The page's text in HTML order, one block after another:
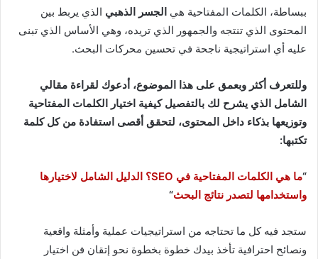
ببساطة، الكلمات المفتاحية هي الجسر الذهبي الذي يربط بين
المحتوى الذي تنتجه والجمهور الذي تريده، وهي الأساس الذي تبنى
عليه أي استراتيجية ناجحة في تحسين محركات البحث.
وللتعرف أكثر وبعمق على هذا الموضوع، أدعوك لقراءة مقالي
الشامل الذي يشرح لك بالتفصيل كيفية اختيار الكلمات المفتاحية
وتوزيعها بذكاء داخل المحتوى، لتحقق أقصى استفادة من كل كلمة
تكتبها:
“
ما هي الكلمات المفتاحية في SEO؟ الدليل الشامل لاختيارها
واستخدامها لتصدر نتائج البحث“
ستجد فيه كل ما تحتاجه من استراتيجيات عملية وأمثلة واقعية
ونصائح احترافية تأخذ بيدك خطوة بخطوة نحو إتقان فن اختيار